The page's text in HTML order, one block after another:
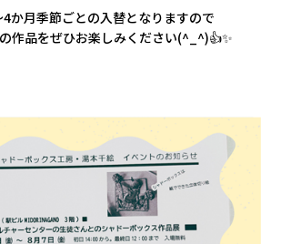
か月季節ごとの入替となりますので
作品をぜひお楽しみください(^_^)👍✨